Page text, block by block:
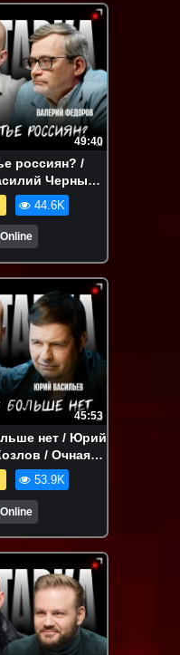
49:40
россиян? /
Черный /
Online
44.6K
45:53
нет / Юрий
/ Очная
Online
53.9K